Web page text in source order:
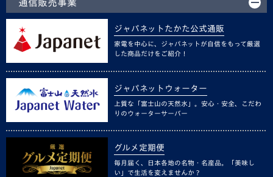
通信販売事業
ジャパネットたかた公式通販
家電を中心に、ジャパネットが自信をもって厳選
した商品だけをご紹介！
ジャパネットウォーター
上質な「富士山の天然水」。安心・安全、こだわ
りのウォーターサーバー
グルメ定期便
毎月届く、日本各地の名物・名産品。「美味し
い」で生活を変えませんか？